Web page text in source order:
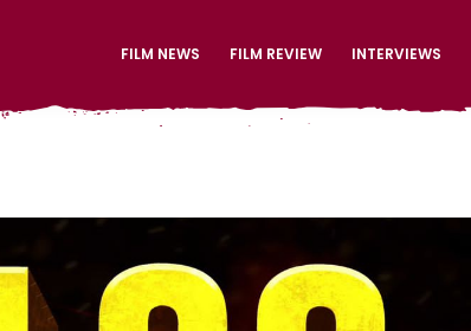
FILM NEWS FILM REVIEW INTERVIEWS